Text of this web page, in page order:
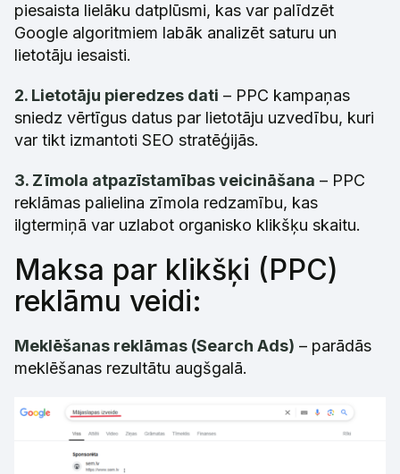
piesaista lielāku datplūsmi, kas var palīdzēt
Google algoritmiem labāk analizēt saturu un
lietotāju iesaisti.
2. Lietotāju pieredzes dati – PPC kampaņas
sniedz vērtīgus datus par lietotāju uzvedību, kuri
var tikt izmantoti SEO stratēģijās.
3. Zīmola atpazīstamības veicināšana – PPC
reklāmas palielina zīmola redzamību, kas
ilgtermiņā var uzlabot organisko klikšķu skaitu.
Maksa par klikšķi (PPC)
reklāmu veidi:
Meklēšanas reklāmas (Search Ads) – parādās
meklēšanas rezultātu augšgalā.